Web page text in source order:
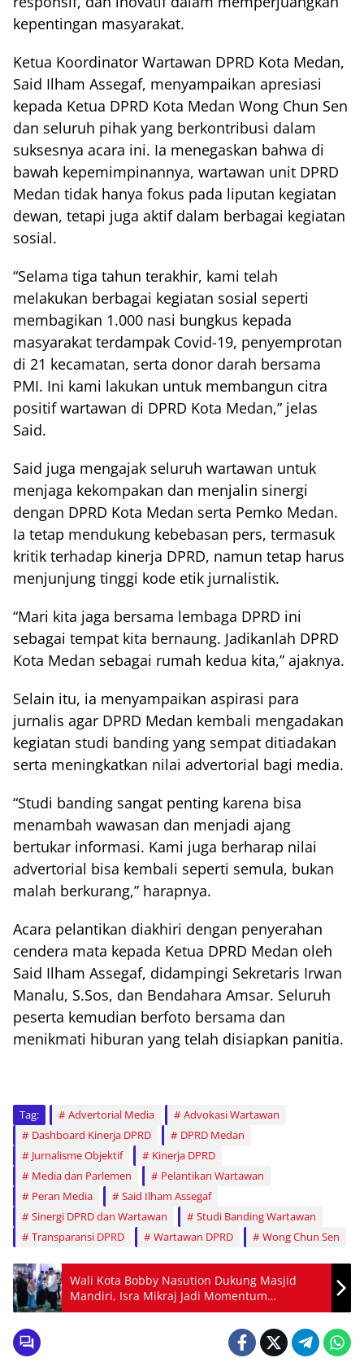
kepentingan masyarakat.
Ketua Koordinator Wartawan DPRD Kota Medan,
Said Ilham Assegaf, menyampaikan apresiasi
kepada Ketua DPRD Kota Medan Wong Chun Sen
dan seluruh pihak yang berkontribusi dalam
suksesnya acara ini. Ia menegaskan bahwa di
bawah kepemimpinannya, wartawan unit DPRD
Medan tidak hanya fokus pada liputan kegiatan
dewan, tetapi juga aktif dalam berbagai kegiatan
sosial.
“Selama tiga tahun terakhir, kami telah
melakukan berbagai kegiatan sosial seperti
membagikan 1.000 nasi bungkus kepada
masyarakat terdampak Covid-19, penyemprotan
di 21 kecamatan, serta donor darah bersama
PMI. Ini kami lakukan untuk membangun citra
positif wartawan di DPRD Kota Medan,” jelas
Said.
Said juga mengajak seluruh wartawan untuk
menjaga kekompakan dan menjalin sinergi
dengan DPRD Kota Medan serta Pemko Medan.
Ia tetap mendukung kebebasan pers, termasuk
kritik terhadap kinerja DPRD, namun tetap harus
menjunjung tinggi kode etik jurnalistik.
“Mari kita jaga bersama lembaga DPRD ini
sebagai tempat kita bernaung. Jadikanlah DPRD
Kota Medan sebagai rumah kedua kita,” ajaknya.
Selain itu, ia menyampaikan aspirasi para
jurnalis agar DPRD Medan kembali mengadakan
kegiatan studi banding yang sempat ditiadakan
serta meningkatkan nilai advertorial bagi media.
“Studi banding sangat penting karena bisa
menambah wawasan dan menjadi ajang
bertukar informasi. Kami juga berharap nilai
advertorial bisa kembali seperti semula, bukan
malah berkurang,” harapnya.
Acara pelantikan diakhiri dengan penyerahan
cendera mata kepada Ketua DPRD Medan oleh
Said Ilham Assegaf, didampingi Sekretaris Irwan
Manalu, S.Sos, dan Bendahara Amsar. Seluruh
peserta kemudian berfoto bersama dan
menikmati hiburan yang telah disiapkan panitia.
Tag: Advertorial Media
Advokasi Wartawan
Dashboard Kinerja DPRD
DPRD Medan
Jurnalisme Objektif
Kinerja DPRD
Media dan Parlemen
Pelantikan Wartawan
Peran Media
Said Ilham Assegaf
Sinergi DPRD dan Wartawan
Studi Banding Wartawan
Transparansi DPRD
Wartawan DPRD Wong Chun Sen
Wali Kota Bobby Nasution Dukung Masjid
Mandiri, Isra Mikraj Jadi Momentum
Spiritualitas